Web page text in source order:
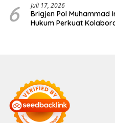
6 Juli 17, 2026
Brigjen Pol Muhammad
Hukum Perkuat